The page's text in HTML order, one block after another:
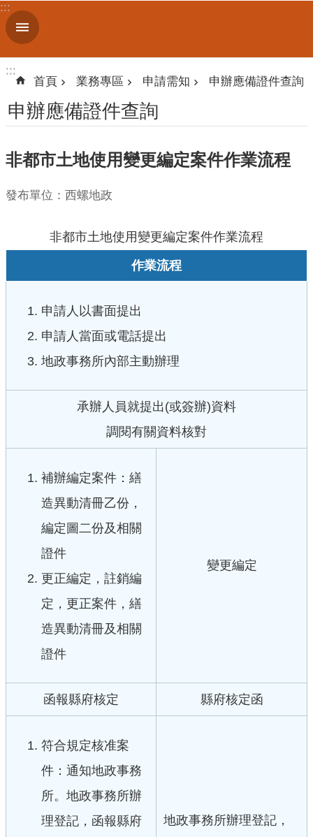
跳到主要內容區塊
進
階
尋
識
們
公
民
公
:::
:::
:::
首頁 業務專區 申請需知 申辦應備證件查詢
申辦應備證件查詢
非都市土地使用變更編定案件作業流程
發布單位：西螺地政
非都市土地使用變更編定案件作業流程
作業流程
申請人以書面提出
申請人當面或電話提出
地政事務所內部主動辦理
承辦人員就提出(或簽辦)資料
調閱有關資料核對
補辦編定案件：繕
造異動清冊乙份，
編定圖二份及相關
證件
更正編定，註銷編
定，更正案件，繕
造異動清冊及相關
證件
變更編定
函報縣府核定 縣府核定函
符合規定核准案
件：通知地政事務
所。地政事務所辦
理登記，函報縣府
地政事務所辦理登記，